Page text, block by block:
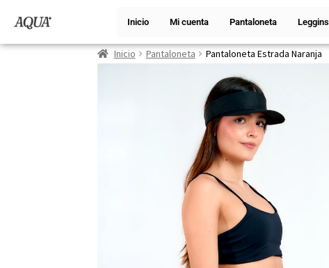
Inicio Mi cuenta Pantaloneta Leggins
Inicio Pantaloneta Pantaloneta Estrada Naranja